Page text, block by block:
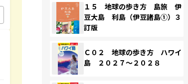
１５ 地球の歩き方 島旅 伊
豆大島 利島（伊豆諸島①）３
訂版
Ｃ０２ 地球の歩き方 ハワイ
島 ２０２７～２０２８